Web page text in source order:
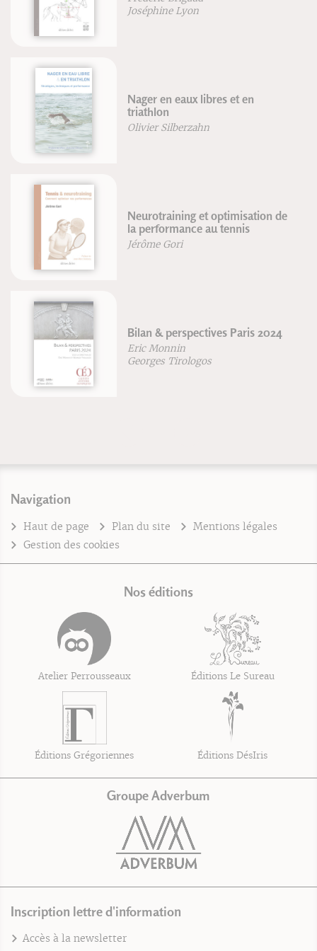
Joséphine Lyon
Nager en eaux libres et en
triathlon
Olivier Silberzahn
Neurotraining et optimisation de
la performance au tennis
Jérôme Gori
Bilan & perspectives Paris 2024
Eric Monnin
Georges Tirologos
Navigation
Haut de page Plan du site
Mentions légales
Gestion des cookies
Nos éditions
Atelier Perrousseaux Éditions Le Sureau
Éditions Grégoriennes Éditions DésIris
Groupe Adverbum
Inscription lettre d'information
Accès à la newsletter